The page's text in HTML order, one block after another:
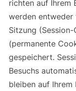
richten auf Ihrem
werden entweder
Sitzung
(permanente
gespeichert.
Besuchs
bleiben auf